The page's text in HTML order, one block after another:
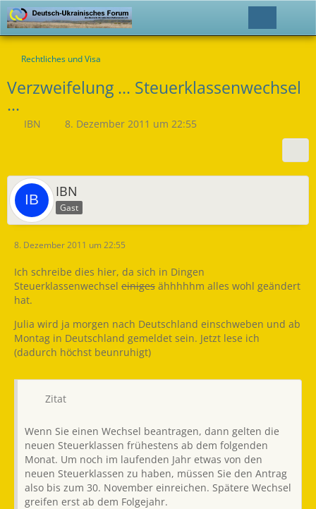
Rechtliches und Visa
Verzweifelung ... Steuerklassenwechsel
...
IBN 8. Dezember 2011 um 22:55
IBN
Gast
8. Dezember 2011 um 22:55
Ich schreibe dies hier, da sich in Dingen
Steuerklassenwechsel einiges ähhhhhm alles wohl geändert
hat.
Julia wird ja morgen nach Deutschland einschweben und ab
Montag in Deutschland gemeldet sein. Jetzt lese ich
(dadurch höchst beunruhigt)
Zitat
Wenn Sie einen Wechsel beantragen, dann gelten die
neuen Steuerklassen frühestens ab dem folgenden
Monat. Um noch im laufenden Jahr etwas von den
neuen Steuerklassen zu haben, müssen Sie den Antrag
also bis zum 30. November einreichen. Spätere Wechsel
greifen erst ab dem Folgejahr.